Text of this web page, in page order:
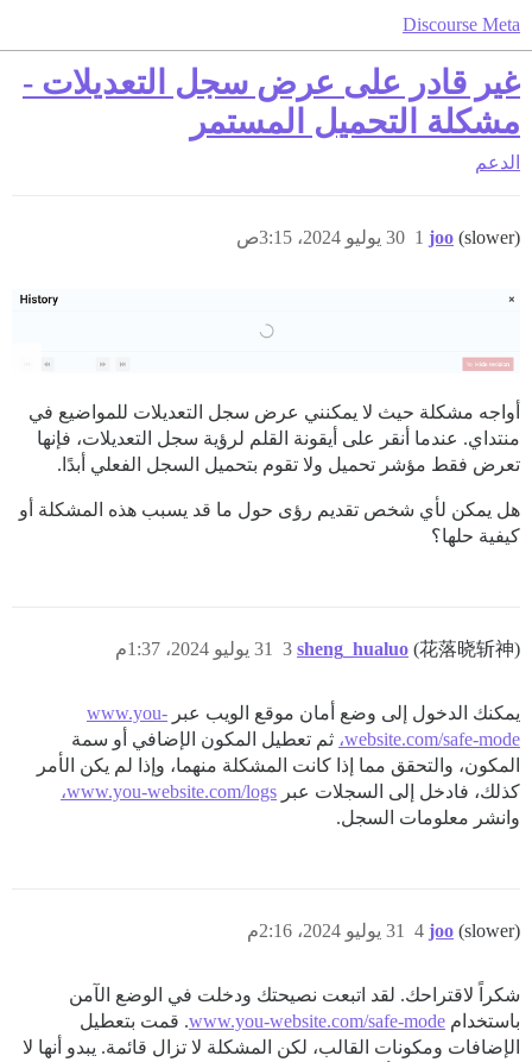
Discourse Meta
غير قادر على عرض سجل التعديلات -
مشكلة التحميل المستمر
الدعم
joo (slower) 30 يوليو 2024، 3:15ص 1
أواجه مشكلة حيث لا يمكنني عرض سجل التعديلات للمواضيع في
منتداي. عندما أنقر على أيقونة القلم لرؤية سجل التعديلات، فإنها
تعرض فقط مؤشر تحميل ولا تقوم بتحميل السجل الفعلي أبدًا.
هل يمكن لأي شخص تقديم رؤى حول ما قد يسبب هذه المشكلة أو
كيفية حلها؟
sheng_hualuo (花落晓斩神) 31 يوليو 2024، 1:37م 3
يمكنك الدخول إلى وضع أمان موقع الويب عبر www.you-
website.com/safe-mode، ثم تعطيل المكون الإضافي أو سمة
المكون، والتحقق مما إذا كانت المشكلة منهما، وإذا لم يكن الأمر
كذلك، فادخل إلى السجلات عبر www.you-website.com/logs،
وانشر معلومات السجل.
joo (slower) 31 يوليو 2024، 2:16م 4
شكراً لاقتراحك. لقد اتبعت نصيحتك ودخلت في الوضع الآمن
باستخدام www.you-website.com/safe-mode. قمت بتعطيل
الإضافات ومكونات القالب، لكن المشكلة لا تزال قائمة. يبدو أنها لا